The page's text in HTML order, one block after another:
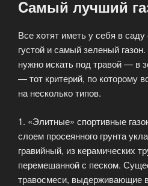
Cамый лучший
Все хотят иметь у себя в
густой и самый зеленый
нужно искать под травой — в
— тот критерий, по которому
на несколько типов.
1. «Элитные» спортивные
слоем просеянного грунта
гравийный, из керамических
перемешанной с песком.
травосмеси, выдерживающие